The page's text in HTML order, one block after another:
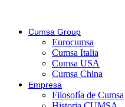
Cumsa Group
Eurocumsa
Cumsa Italia
Cumsa USA
Cumsa China
Empresa
Filosofía de Cumsa